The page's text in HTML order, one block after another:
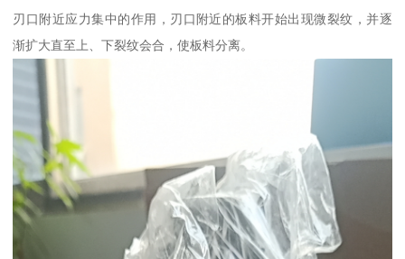
刃口附近应力集中的作用，刃口附近的板料开始出现微裂纹，并逐
渐扩大直至上、下裂纹会合，使板料分离。